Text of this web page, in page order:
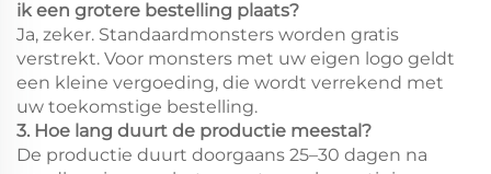
ik een grotere bestelling plaats?
Ja, zeker. Standaardmonsters worden gratis
verstrekt. Voor monsters met uw eigen logo geldt
een kleine vergoeding, die wordt verrekend met
uw toekomstige bestelling.
3. Hoe lang duurt de productie meestal?
De productie duurt doorgaans 25–30 dagen na